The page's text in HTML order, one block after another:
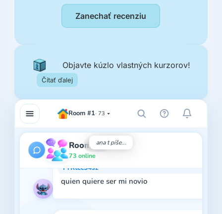
Zanechať recenziu
Objavte kúzlo vlastných kurzorov!
Čítať ďalej
Room #1 73
ana t píše...
Room #1
73 online
GERARDO FRANCISCO DIAZ HUEZO
Hola
Dominick toreto
si
gabi676767
ay pelea 03:17
PrKtec54sz
quien quiere ser mi novio